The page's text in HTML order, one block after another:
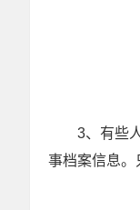
3、有些
事档案信息。